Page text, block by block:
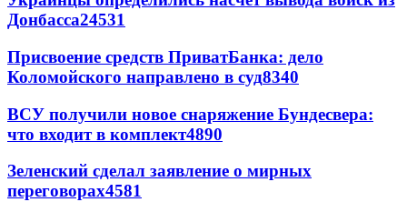
Донбасса24531
Присвоение средств ПриватБанка: дело
Коломойского направлено в суд8340
ВСУ получили новое снаряжение Бундесвера:
что входит в комплект4890
Зеленский сделал заявление о мирных
переговорах4581